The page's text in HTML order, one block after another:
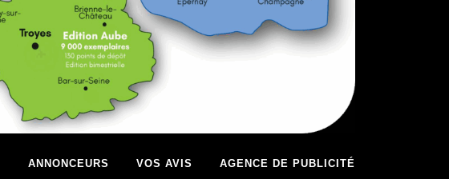
ANNONCEURS VOS AVIS AGENCE DE PUBLICITÉ